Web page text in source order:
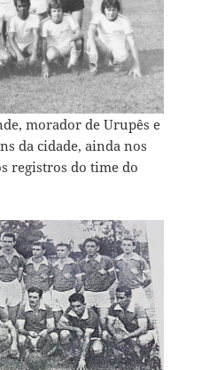
morador de Urupês e
da cidade, ainda nos
registros do time do